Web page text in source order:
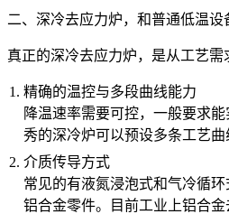
二、深冷去应力炉，和普通低温设
真正的深冷去应力炉，是从工艺
精确的温控与多段曲线能力
降温速率需要可控，一般要求
秀的深冷炉可以预设多条工艺
介质传导方式
常见的有液氮浸泡式和气冷循
铝合金零件。目前工业上铝合